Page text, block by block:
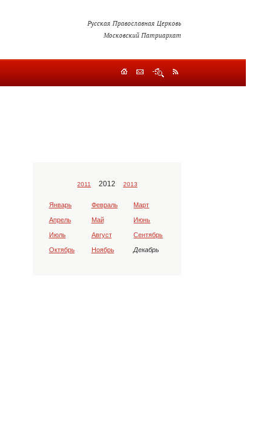
Русская Православная Церковь
Московский Патриархат
2011 2012 2013
Январь Февраль Март
Апрель Май Июнь
Июль Август Сентябрь
Октябрь Ноябрь Декабрь